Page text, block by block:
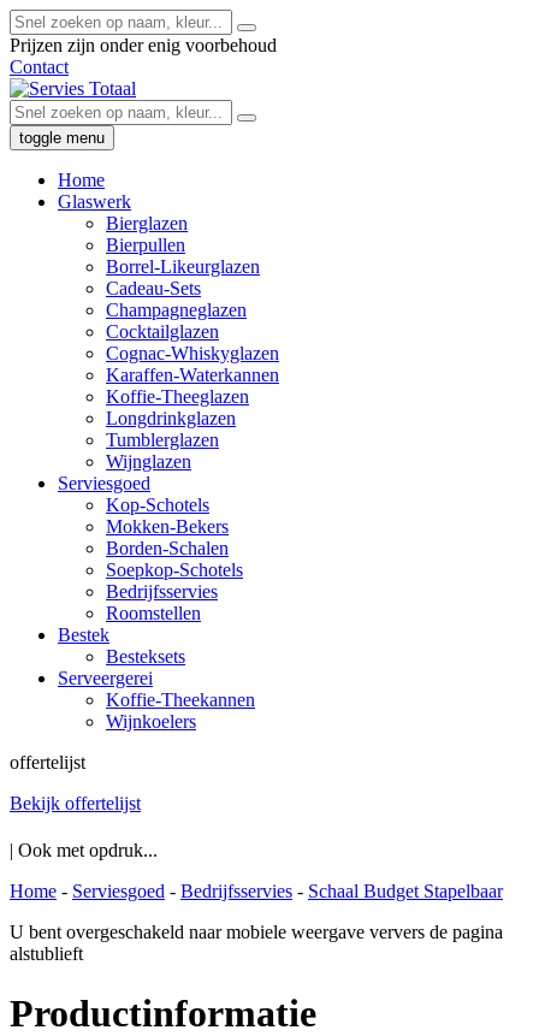
Prijzen zijn onder enig voorbehoud
Contact
toggle menu
Home
Glaswerk
Bierglazen
Bierpullen
Borrel-Likeurglazen
Cadeau-Sets
Champagneglazen
Cocktailglazen
Cognac-Whiskyglazen
Karaffen-Waterkannen
Koffie-Theeglazen
Longdrinkglazen
Tumblerglazen
Wijnglazen
Serviesgoed
Kop-Schotels
Mokken-Bekers
Borden-Schalen
Soepkop-Schotels
Bedrijfsservies
Roomstellen
Bestek
Besteksets
Serveergerei
Koffie-Theekannen
Wijnkoelers
offertelijst
Bekijk offertelijst
| Ook met opdruk...
Home - Serviesgoed - Bedrijfsservies - Schaal Budget Stapelbaar
U bent overgeschakeld naar mobiele weergave ververs de pagina
alstublieft
Productinformatie